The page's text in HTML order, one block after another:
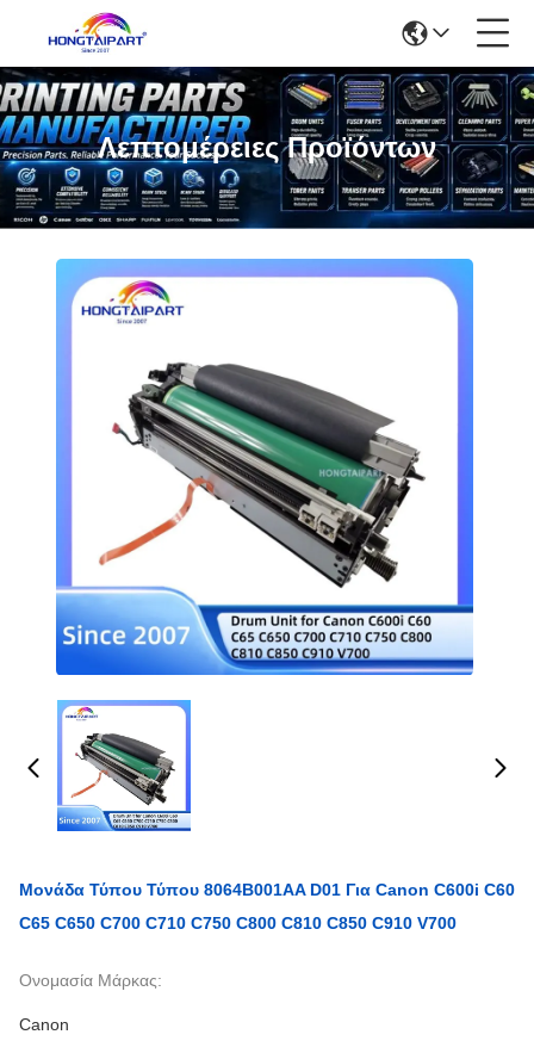
Λεπτομέρειες Προϊόντων
Μονάδα Τύπου Τύπου 8064B001AA D01 Για Canon C600i C60
C65 C650 C700 C710 C750 C800 C810 C850 C910 V700
Ονομασία Μάρκας:
Canon